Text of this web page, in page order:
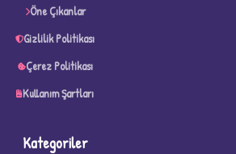
Öne Çıkanlar
Gizlilik Politikası
Çerez Politikası
Kullanım Şartları
Kategoriler